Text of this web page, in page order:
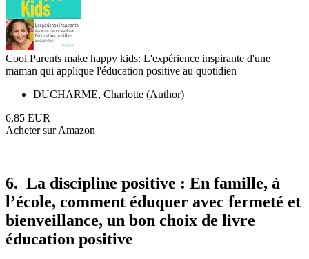
Cool Parents make happy kids: L'expérience inspirante d'une
maman qui applique l'éducation positive au quotidien
DUCHARME, Charlotte (Author)
6,85 EUR
Acheter sur Amazon
6. La discipline positive : En famille, à
l’école, comment éduquer avec fermeté et
bienveillance, un bon choix de livre
éducation positive